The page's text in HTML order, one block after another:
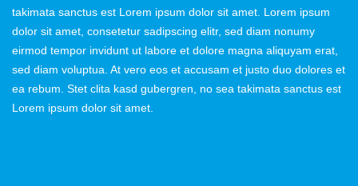
takimata sanctus est Lorem ipsum dolor sit amet. Lorem ipsum
dolor sit amet, consetetur sadipscing elitr, sed diam nonumy
eirmod tempor invidunt ut labore et dolore magna aliquyam erat,
sed diam voluptua. At vero eos et accusam et justo duo dolores et
ea rebum. Stet clita kasd gubergren, no sea takimata sanctus est
Lorem ipsum dolor sit amet.